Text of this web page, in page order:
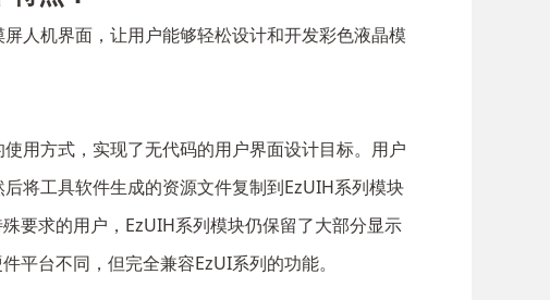
人机界面，让用户能够轻松设计和开发彩色液晶模
用方式，实现了无代码的用户界面设计目标。用户
将工具软件生成的资源文件复制到EzUIH系列模块
要求的用户，EzUIH系列模块仍保留了大部分显示
平台不同，但完全兼容EzUI系列的功能。